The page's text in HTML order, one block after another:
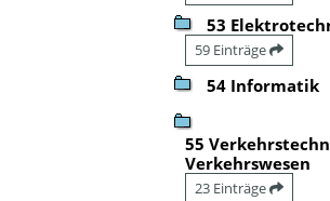
53
59 Einträge
54 Informatik
55
Verkehrswesen
23 Einträge